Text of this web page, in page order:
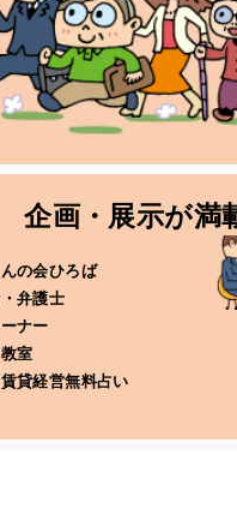
企画・展示が満
の会ひろば
弁護士
ナー
室
貸経営無料占い